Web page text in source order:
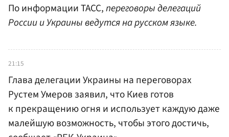
По информации ТАСС,переговоры делегаций
России и Украины ведутся на русском языке.
21:15
Глава делегации Украины на переговорах
Рустем Умеров заявил, что Киев готов
к прекращению огня и использует каждую даже
малейшую возможность, чтобы этого достичь,